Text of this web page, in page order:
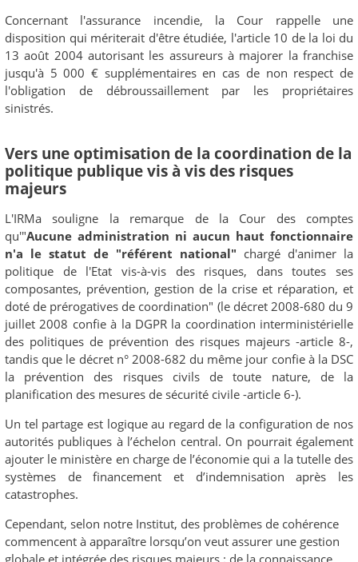
Concernant l'assurance incendie, la Cour rappelle une
disposition qui mériterait d'être étudiée, l'article 10 de la loi du
13 août 2004 autorisant les assureurs à majorer la franchise
jusqu'à 5 000 € supplémentaires en cas de non respect de
l'obligation de débroussaillement par les propriétaires
sinistrés.
Vers une optimisation de la coordination de la
politique publique vis à vis des risques
majeurs
L'IRMa souligne la remarque de la Cour des comptes
qu'"Aucune administration ni aucun haut fonctionnaire
n'a le statut de "référent national" chargé d'animer la
politique de l'Etat vis-à-vis des risques, dans toutes ses
composantes, prévention, gestion de la crise et réparation, et
doté de prérogatives de coordination" (le décret 2008-680 du 9
juillet 2008 confie à la DGPR la coordination interministérielle
des politiques de prévention des risques majeurs -article 8-,
tandis que le décret n° 2008-682 du même jour confie à la DSC
la prévention des risques civils de toute nature, de la
planification des mesures de sécurité civile -article 6-).
Un tel partage est logique au regard de la configuration de nos
autorités publiques à l’échelon central. On pourrait également
ajouter le ministère en charge de l’économie qui a la tutelle des
systèmes de financement et d’indemnisation après les
catastrophes.
Cependant, selon notre Institut, des problèmes de cohérence
commencent à apparaître lorsqu’on veut assurer une gestion
globale et intégrée des risques majeurs : de la connaissance